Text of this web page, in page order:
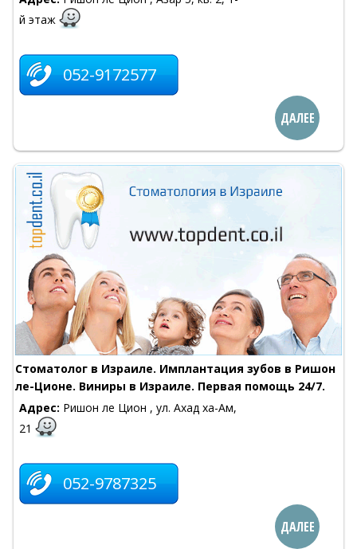
й этаж
052-9172577
ДАЛЕЕ
Стоматолог в Израиле. Имплантация зубов в Ришон
ле-Ционе. Виниры в Израиле. Первая помощь 24/7.
Адрес: Ришон ле Цион , ул. Ахад ха-Ам,
21
052-9787325
ДАЛЕЕ